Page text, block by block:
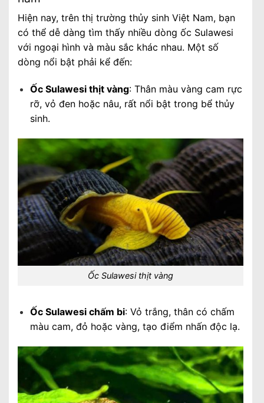
Hiện nay, trên thị trường thủy sinh Việt Nam, bạn
có thể dễ dàng tìm thấy nhiều dòng ốc Sulawesi
với ngoại hình và màu sắc khác nhau. Một số
dòng nổi bật phải kể đến:
Ốc Sulawesi thịt vàng: Thân màu vàng cam rực
rỡ, vỏ đen hoặc nâu, rất nổi bật trong bể thủy
sinh.
Ốc Sulawesi thịt vàng
Ốc Sulawesi chấm bi: Vỏ trắng, thân có chấm
màu cam, đỏ hoặc vàng, tạo điểm nhấn độc lạ.